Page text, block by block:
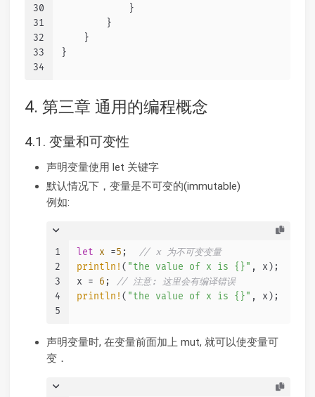
30
31
32
33
34
            }
        }
    }
}
4. 第三章 通用的编程概念
4.1. 变量和可变性
声明变量使用 let 关键字
默认情况下，变量是不可变的(immutable)
例如:
1
2
3
4
5
let x =5 ;
// x 为不可变变量
println! ( "the value of x is {}" , x);
x = 6 ;
// 注意: 这里会有编译错误
println! ( "the value of x is {}" , x);
声明变量时, 在变量前面加上 mut, 就可以使变量可
变．